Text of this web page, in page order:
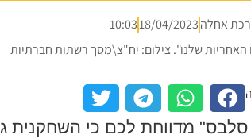
אחלה18/04/2023
10:03
האחריות שלנו". צילום: יח"צ\מסך רשתות חברתיות
מדווחת לכם כי השחקנית